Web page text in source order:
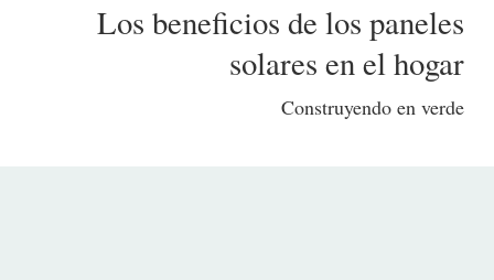
Los beneficios de los paneles
solares en el hogar
Construyendo en verde